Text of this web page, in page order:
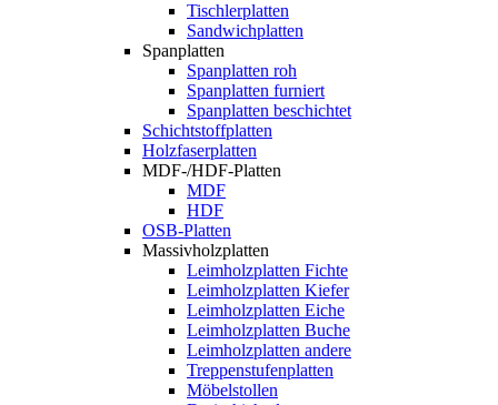
Tischlerplatten
Sandwichplatten
Spanplatten
Spanplatten roh
Spanplatten furniert
Spanplatten beschichtet
Schichtstoffplatten
Holzfaserplatten
MDF-/HDF-Platten
MDF
HDF
OSB-Platten
Massivholzplatten
Leimholzplatten Fichte
Leimholzplatten Kiefer
Leimholzplatten Eiche
Leimholzplatten Buche
Leimholzplatten andere
Treppenstufenplatten
Möbelstollen